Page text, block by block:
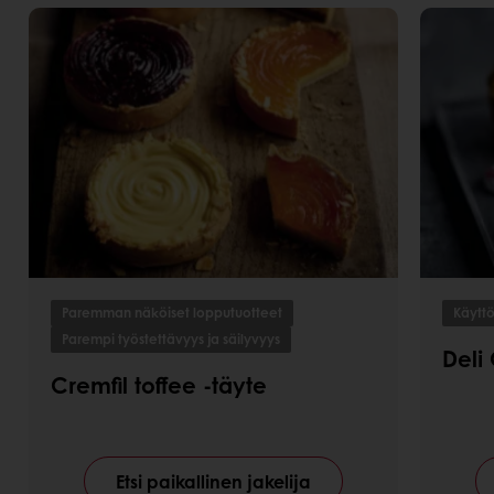
Paremman näköiset lopputuotteet
Parempi työstettävyys ja säilyvyys
Cremfil toffee -täyte
Etsi paikallinen jakelija
Deli